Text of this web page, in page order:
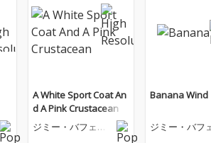
A White Sport Coat An
d A Pink Crustacean
ジミー・バフェッ
Banana Wind
ジミー・バフ